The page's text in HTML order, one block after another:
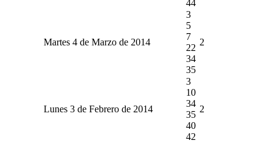
44
Martes 4 de Marzo de 2014
3
5
7
22
34
35
2
Lunes 3 de Febrero de 2014
3
10
34
35
40
42
2